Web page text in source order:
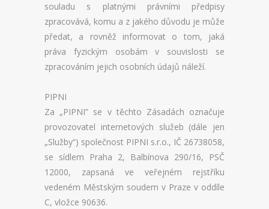
AKCE DOMÉN
NOVÉ DOMÉNY
ZMĚNY DOMÉN
WEBMAIL
WEBFTP
STATISTIKY
PHPMYADMIN
souladu s platnými právními předpisy
zpracovává, komu a z jakého důvodu je může
předat, a rovněž informovat o tom, jaká
práva fyzickým osobám v souvislosti se
zpracováním jejich osobních údajů náleží.
PIPNI
Za „PIPNI” se v těchto Zásadách označuje
provozovatel internetových služeb (dále jen
„Služby“) společnost PIPNI s.r.o., IČ 26738058,
se sídlem Praha 2, Balbínova 290/16, PSČ
12000, zapsaná ve veřejném rejstříku
vedeném Městským soudem v Praze v oddíle
C, vložce 90636.